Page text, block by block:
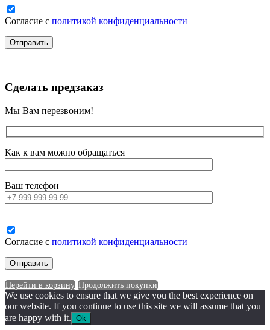
Согласие с политикой конфиденциальности
Сделать предзаказ
Мы Вам перезвоним!
Как к вам можно обращаться
Ваш телефон
Согласие с политикой конфиденциальности
Перейти в корзину Продолжить покупки
We use cookies to ensure that we give you the best experience on
our website. If you continue to use this site we will assume that you
are happy with it. Ok